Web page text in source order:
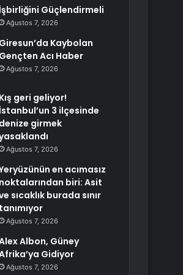
İşbirliğini Güçlendirmeli
Ağustos 7, 2026
Giresun’da Kaybolan
Gençten Acı Haber
Ağustos 7, 2026
Kış geri geliyor!
İstanbul’un 3 ilçesinde
denize girmek
Ağustos 7, 2026
en acımasız
noktalarından biri: Asit
sıcaklık burada sınır
tanımıyor
Ağustos 7, 2026
Albon, Güney
Gidiyor
Ağustos 7, 2026